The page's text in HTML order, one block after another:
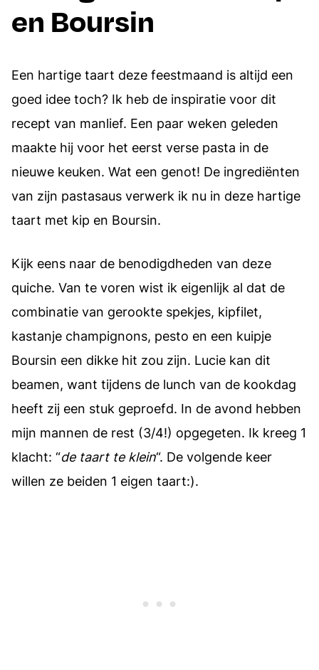
en Boursin
Een hartige taart deze feestmaand is altijd een
goed idee toch? Ik heb de inspiratie voor dit
recept van manlief. Een paar weken geleden
maakte hij voor het eerst verse pasta in de
nieuwe keuken. Wat een genot! De ingrediënten
van zijn pastasaus verwerk ik nu in deze hartige
taart met kip en Boursin.
Kijk eens naar de benodigdheden van deze
quiche. Van te voren wist ik eigenlijk al dat de
combinatie van gerookte spekjes, kipfilet,
kastanje champignons, pesto en een kuipje
Boursin een dikke hit zou zijn. Lucie kan dit
beamen, want tijdens de lunch van de kookdag
heeft zij een stuk geproefd. In de avond hebben
mijn mannen de rest (3/4!) opgegeten. Ik kreeg 1
klacht: “de taart te klein“. De volgende keer
willen ze beiden 1 eigen taart:).